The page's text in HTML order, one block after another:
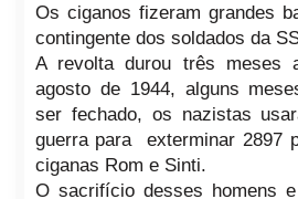
Os ciganos fizeram grandes
contingente dos soldados da
A revolta durou três meses
agosto de 1944, alguns
ser fechado, os nazistas
guerra para exterminar 2897
ciganas Rom e Sinti.
O sacrifício desses homens